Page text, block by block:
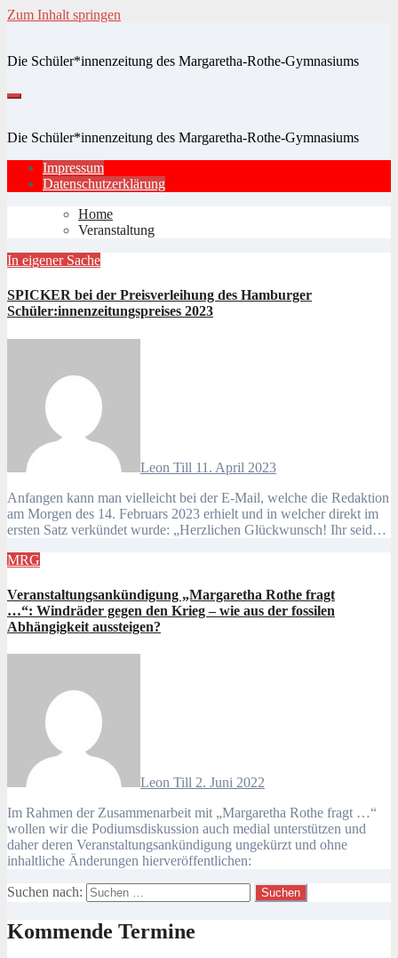
Zum Inhalt springen
Die Schüler*innenzeitung des Margaretha-Rothe-Gymnasiums
Die Schüler*innenzeitung des Margaretha-Rothe-Gymnasiums
Impressum
Datenschutzerklärung
Home
Veranstaltung
In eigener Sache
SPICKER bei der Preisverleihung des Hamburger
Schüler:innenzeitungspreises 2023
Leon Till 11. April 2023
Anfangen kann man vielleicht bei der E-Mail, welche die Redaktion
am Morgen des 14. Februars 2023 erhielt und in welcher direkt im
ersten Satz verkündet wurde: „Herzlichen Glückwunsch! Ihr seid…
MRG
Veranstaltungsankündigung „Margaretha Rothe fragt
…“: Windräder gegen den Krieg – wie aus der fossilen
Abhängigkeit aussteigen?
Leon Till 2. Juni 2022
Im Rahmen der Zusammenarbeit mit „Margaretha Rothe fragt …“
wollen wir die Podiumsdiskussion auch medial unterstützen und
daher deren Veranstaltungsankündigung ungekürzt und ohne
inhaltliche Änderungen hierveröffentlichen:
Suchen nach:
Kommende Termine